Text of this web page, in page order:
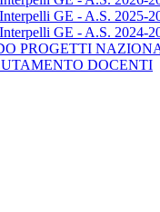
Interpelli GE - A.S. 2025-
Interpelli GE - A.S. 2024-
PROGETTI
DOCENTI